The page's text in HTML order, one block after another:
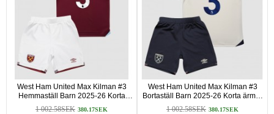
West Ham United Max Kilman #3
Hemmaställ Barn 2025-26 Korta
ärmar (+ Korta byxor)
1 002.58SEK 380.17SEK
West Ham United Max Kilman #3
Bortaställ Barn 2025-26 Korta ärmar
(+ Korta byxor)
1 002.58SEK 380.17SEK